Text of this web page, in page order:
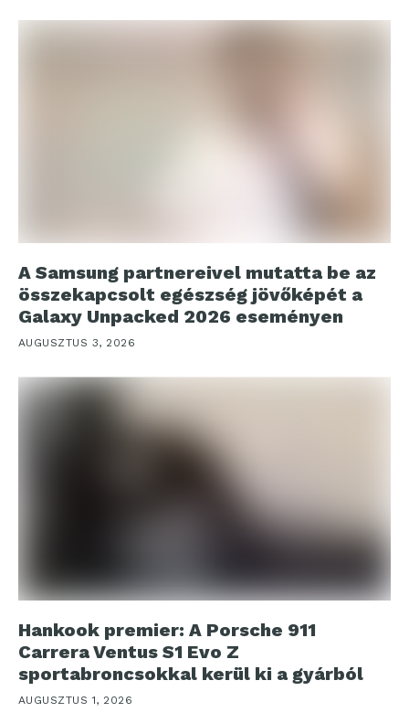
A Samsung partnereivel mutatta be az
összekapcsolt egészség jövőképét a
Galaxy Unpacked 2026 eseményen
AUGUSZTUS 3, 2026
Hankook premier: A Porsche 911
Carrera Ventus S1 Evo Z
sportabroncsokkal kerül ki a gyárból
AUGUSZTUS 1, 2026